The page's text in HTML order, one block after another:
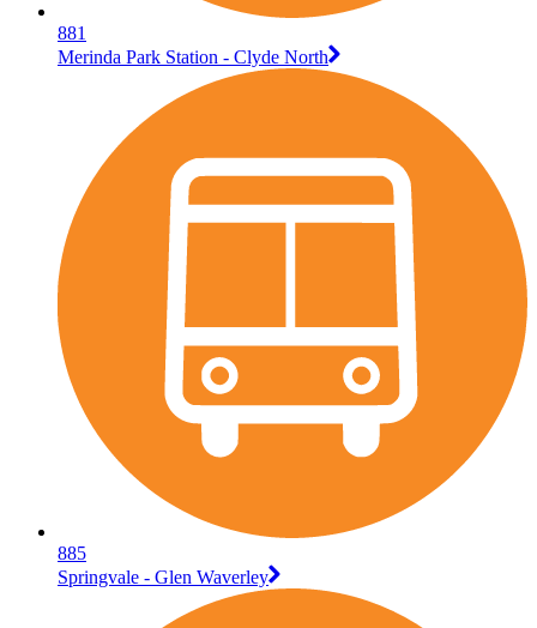
881
Merinda Park Station - Clyde North
885
Springvale - Glen Waverley